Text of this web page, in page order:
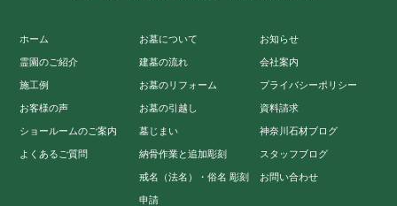
ホーム
霊園のご紹介
施工例
お客様の声
ショールームのご案内
よくあるご質問
お墓について
建墓の流れ
お墓のリフォーム
お墓の引越し
墓じまい
納骨作業と追加彫刻
戒名（法名）・俗名 彫刻
申請
お知らせ
会社案内
プライバシーポリシー
資料請求
神奈川石材ブログ
スタッフブログ
お問い合わせ